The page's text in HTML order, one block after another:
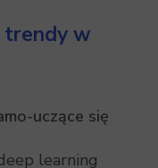
trendy w
uczące się
learning